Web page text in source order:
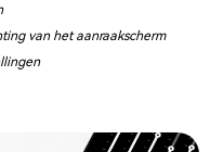
van het aanraakscherm